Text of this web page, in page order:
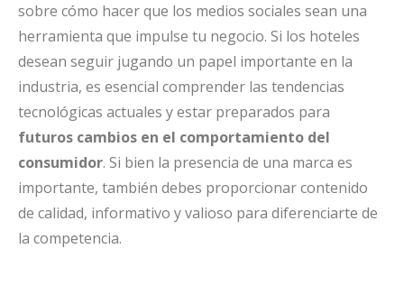
sobre cómo hacer que los medios sociales sean una
herramienta que impulse tu negocio. Si los hoteles
desean seguir jugando un papel importante en la
industria, es esencial comprender las tendencias
tecnológicas actuales y estar preparados para
futuros cambios en el comportamiento del
consumidor. Si bien la presencia de una marca es
importante, también debes proporcionar contenido
de calidad, informativo y valioso para diferenciarte de
la competencia.